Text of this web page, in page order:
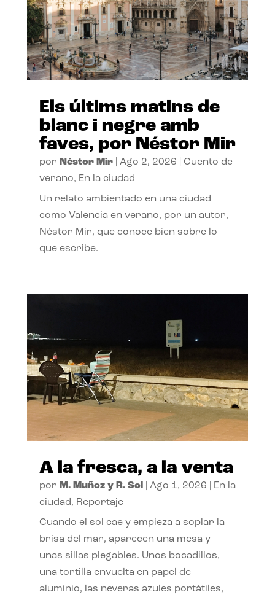
Els últims matins de
blanc i negre amb
faves, por Néstor Mir
por Néstor Mir| Ago 2, 2026
Cuento de
verano, En la ciudad
Un relato ambientado en una ciudad
como Valencia en verano, por un autor,
Néstor Mir, que conoce bien sobre lo
que escribe.
A la fresca, a la venta
por M. Muñoz y R. Sol| Ago 1, 2026
En la
ciudad, Reportaje
Cuando el sol cae y empieza a soplar la
brisa del mar, aparecen una mesa y
unas sillas plegables. Unos bocadillos,
una tortilla envuelta en papel de
aluminio, las neveras azules portátiles,